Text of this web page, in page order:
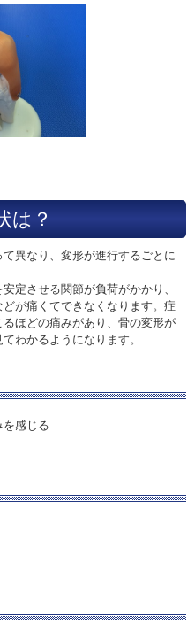
は？
異なり、変形が進行するごとに
定させる関節が負荷がかかり、
が痛くてできなくなります。症
ほどの痛みがあり、骨の変形が
わかるようになります。
を感じる